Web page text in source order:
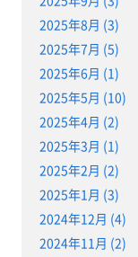
2025年8月 (3)
2025年7月 (5)
2025年6月 (1)
2025年5月 (10)
2025年4月 (2)
2025年3月 (1)
2025年2月 (2)
2025年1月 (3)
2024年12月 (4)
2024年11月 (2)